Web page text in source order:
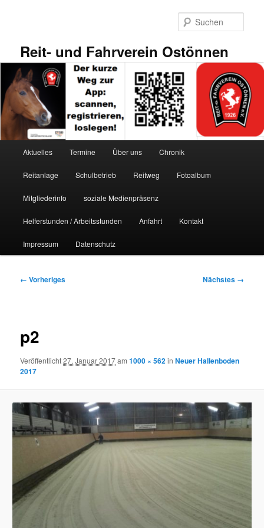
Reit- und Fahrverein Ostönnen
Aktuelles Termine Über uns Chronik
Reitanlage Schulbetrieb Reitweg Fotoalbum
Mitgliederinfo soziale Medienpräsenz
Helferstunden / Arbeitsstunden Anfahrt Kontakt
Impressum Datenschutz
Bilder-
← Vorheriges Nächstes →
p2
Veröffentlicht27. Januar 2017am1000 × 562inNeuer Hallenboden
2017